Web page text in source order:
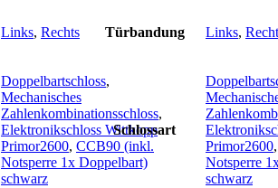
Links, Rechts
Doppelbartschloss,
Mechanisches
Zahlenkombinationsschloss,
Elektronikschloss Wittkopp
Primor2600, CCB90 (inkl.
Notsperre 1x Doppelbart)
schwarz
Türbandung Links,
Schlossart
Primor2600
Notsperre
schwarz